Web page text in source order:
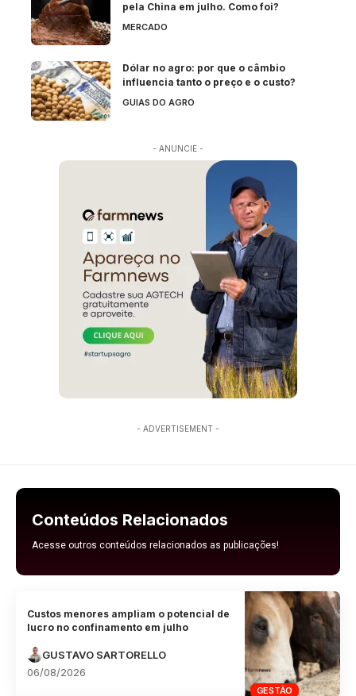
pela China em julho. Como foi?
MERCADO
Dólar no agro: por que o câmbio
influencia tanto o preço e o custo?
GUIAS DO AGRO
- ANUNCIE -
- ADVERTISEMENT -
Conteúdos Relacionados
Acesse outros conteúdos relacionados as publicações!
GESTÃO
Custos menores ampliam o potencial de
lucro no confinamento em julho
GUSTAVO SARTORELLO
06/08/2026